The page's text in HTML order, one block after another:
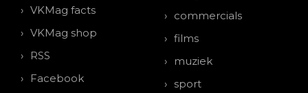
VKMag facts
VKMag shop
RSS
Facebook
commercials
films
muziek
sport